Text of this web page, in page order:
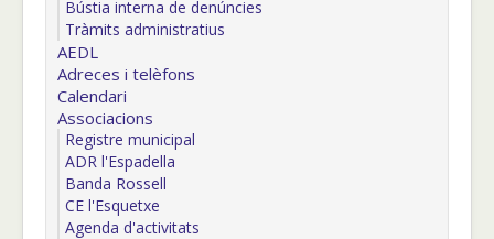
Bústia interna de denúncies
Tràmits administratius
AEDL
Adreces i telèfons
Calendari
Associacions
Registre municipal
ADR l'Espadella
Banda Rossell
CE l'Esquetxe
Agenda d'activitats